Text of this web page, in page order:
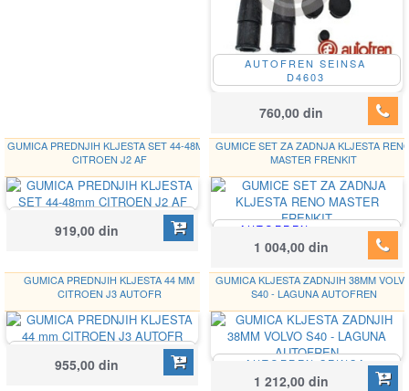
AUTOFREN SEINSA
D4603
760,00 din
GUMICA PREDNJIH KLJESTA SET 44-48MM
CITROEN J2 AF
D4608
919,00 din
GUMICE SET ZA ZADNJA KLJESTA
MASTER FRENKIT
AUTOFREN
SEINSA
242023
Google
1 004,00 din
GUMICA PREDNJIH KLJESTA 44 MM
CITROEN J3 AUTOFR
D4609
955,00 din
GUMICA KLJESTA ZADNJIH 38MM
S40 - LAGUNA AUTOFREN
AUTOFREN SEINSA
D4612
1 212,00 din